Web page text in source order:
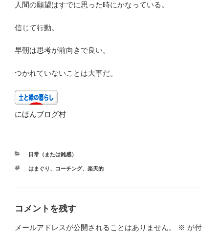
人間の願望はすでに思った時にかなっている。
信じて行動。
早朝は思考が前向きで良い。
つかれていないことは大事だ。
にほんブログ村
カ
ゴ
日常（または雑感）
タ
はまぐり 、 コーチング、 楽天的
コメントを残す
メールアドレスが公開されることはありません。 ※ が付